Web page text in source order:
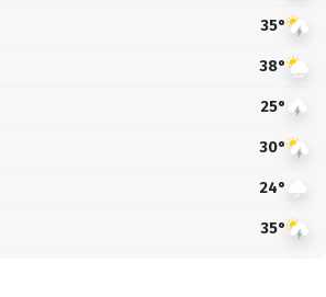
35°
38°
25°
30°
24°
35°